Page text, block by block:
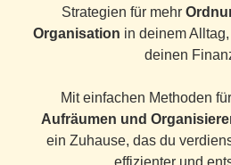
Strategien für mehr
Organisation in deinem
deinen
Mit einfachen Methoden
Aufräumen und
ein Zuhause, das du